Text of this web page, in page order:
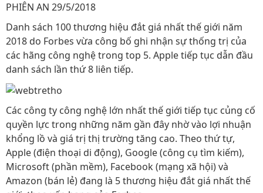
PHIÊN AN 29/5/2018
Danh sách 100 thương hiệu đắt giá nhất thế giới năm
2018 do Forbes vừa công bố ghi nhận sự thống trị của
các hãng công nghệ trong top 5. Apple tiếp tục dẫn đầu
danh sách lần thứ 8 liên tiếp.
Các công ty công nghệ lớn nhất thế giới tiếp tục củng cố
quyền lực trong những năm gần đây nhờ vào lợi nhuận
khổng lồ và giá trị thị trường tăng cao. Theo thứ tự,
Apple (điện thoại di động), Google (công cụ tìm kiếm),
Microsoft (phần mềm), Facebook (mạng xã hội) và
Amazon (bán lẻ) đang là 5 thương hiệu đắt giá nhất thế